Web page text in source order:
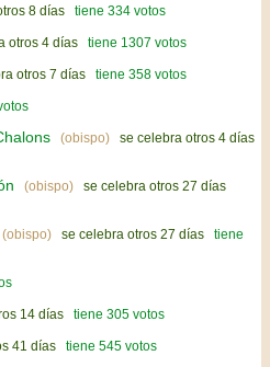
8 días tiene 334 votos
otros 4 días tiene 1307 votos
otros 7 días tiene 358 votos
(obispo)
se celebra otros 4 días
(obispo)
se celebra otros 27 días
(obispo) se celebra otros 27 días
tiene
14 días tiene 305 votos
41 días tiene 545 votos